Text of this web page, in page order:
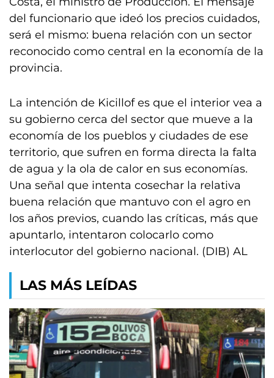
del funcionario que ideó los precios cuidados,
será el mismo: buena relación con un sector
reconocido como central en la economía de la
provincia.
La intención de Kicillof es que el interior vea a
su gobierno cerca del sector que mueve a la
economía de los pueblos y ciudades de ese
territorio, que sufren en forma directa la falta
de agua y la ola de calor en sus economías.
Una señal que intenta cosechar la relativa
buena relación que mantuvo con el agro en
los años previos, cuando las críticas, más que
apuntarlo, intentaron colocarlo como
interlocutor del gobierno nacional. (DIB) AL
LAS MÁS LEÍDAS